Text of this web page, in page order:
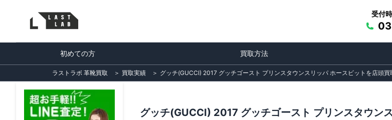
受付
初めての方 買取方法
ラストラボ 革靴買取 ＞ 買取実績 ＞ グッチ(GUCCI) 2017 グッチゴースト プリンスタウンスリッパ ホースビットを店頭
グッチ(GUCCI) 2017 グッチゴースト プリンスタウン